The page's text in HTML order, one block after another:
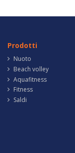
Prodotti
Nuoto
Beach volley
Aquafitness
Fitness
Saldi